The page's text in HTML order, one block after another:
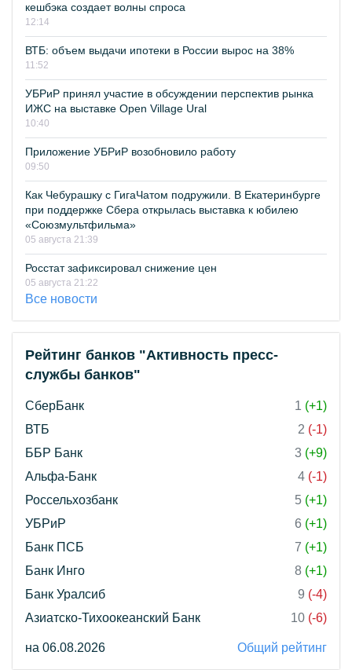
кешбэка создает волны спроса
12:14
ВТБ: объем выдачи ипотеки в России вырос на 38%
11:52
УБРиР принял участие в обсуждении перспектив рынка
ИЖС на выставке Open Village Ural
10:40
Приложение УБРиР возобновило работу
09:50
Как Чебурашку с ГигаЧатом подружили. В Екатеринбурге
при поддержке Сбера открылась выставка к юбилею
«Союзмультфильма»
05 августа 21:39
Росстат зафиксировал снижение цен
05 августа 21:22
Все новости
Рейтинг банков "Активность пресс-
службы банков"
СберБанк 1 (+1)
ВТБ
2 (-1)
ББР Банк
3 (+9)
Альфа-Банк
4 (-1)
Россельхозбанк
5 (+1)
УБРиР
6 (+1)
Банк ПСБ
7 (+1)
Банк Инго
8 (+1)
Банк Уралсиб
9 (-4)
Азиатско-Тихоокеанский Банк
10 (-6)
на 06.08.2026 Общий рейтинг